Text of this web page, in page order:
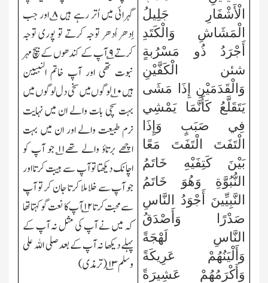
الْأَشْفَارِ جَلِيلُ
الْمَشَاشِ وَالْكَتَدِ
أَجْرَدُ ذُو مَسْرُبةٍ
شئن الْكَفَّيْنِ
وَالْقَدَمَيْنِ إِذَا مَشَى
يَتَقَلَّعُ كَأَنَّمَا يَمْشِي
فِي صَبَبٍ وَإِذَا
الْتَفَتَ الْتَفَتَ مَعًا
بَيْنَ كَتِفَيْهِ خَاتَمُ
النُّبُوَّةِ وَهُوَ خَاتَمُ
النَّبِيِّينَ أَجْوَدُ النَّاسِ
صَدْرًا وَأَصْدَقُ
النَّاسِ لَهْجَةً
وَأَلْيَنُهُمْ عَرِيكَةً
وَأَكْرَمُهُمْ عَشِيرَةً
گہرائی میں اُتر رہے ہیں۸؎ اور جب
اِدھر اُدھر توجہ کرتے تو پوری توجہ
کرتے۹؎ آپ کے کندھوں کے بیچ مہر
نبوت تھی اور آپ خاتم النبیین
ہیں۱۰؎ لوگوں میں سخی دل لوگوں میں
بہت سچی بات والے ان میں نہایت
نرم طبیعت والے اور ان میں بہت
اچھے برتاؤ والے تھے۱۱؎ جو آپ کو
اچانک دیکھتا تو آپ سے ہیبت کرتا اور
جو آپ سے خلا ملا کرتا جان کر تو آپ
سے محبت کرتا۱۲؎ آپ کا نعت گو کہتا تھا
کہ میں نے آپ کی مثل نہ آپ کے
پہلے دیکھا نہ آپ کے بعد صلی اللہ علی
وسلم۱۳؎(ترمذی)